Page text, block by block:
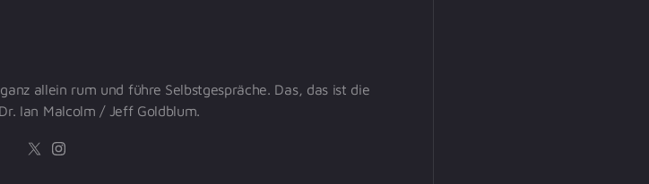
allein rum und führe Selbstgespräche. Das, das ist die
Ian Malcolm / Jeff Goldblum.